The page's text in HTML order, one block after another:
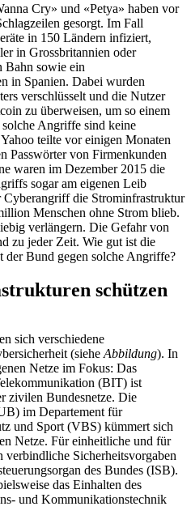
Cry» und «Petya» haben vor
gesorgt. Im Fall
in 150 Ländern infiziert,
in Grossbritannien oder
Bahn sowie ein
in Spanien. Dabei wurden
verschlüsselt und die Nutzer
zu überweisen, um so einem
Angriffe sind keine
teilte vor einigen Monaten
Passwörter von Firmenkunden
waren im Dezember 2015 die
sogar am eigenen Leib
Cyberangriff die Strominfrastruktur
Menschen ohne Strom blieb.
verlängern. Die Gefahr von
zu jeder Zeit. Wie gut ist die
der Bund gegen solche Angriffe?
schützen
sich verschiedene
(siehe Abbildung). In
Netze im Fokus: Das
(BIT) ist
zivilen Bundesnetze. Die
im Departement für
und Sport (VBS) kümmert sich
Netze. Für einheitliche und für
verbindliche Sicherheitsvorgaben
des Bundes (ISB).
das Einhalten des
und Kommunikationstechnik